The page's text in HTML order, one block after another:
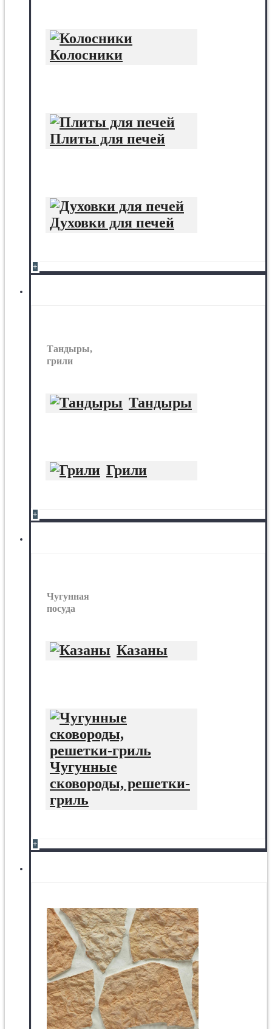
Колосники
Плиты для печей
Духовки для печей
+
Тандыры,
грили
Тандыры
Грили
+
Чугунная
посуда
Казаны
Чугунные
сковороды, решетки-
гриль
+